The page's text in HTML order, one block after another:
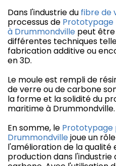
Dans l'industrie du fibre de
processus de Prototypage
à Drummondville peut être
différentes techniques
fabrication additive ou
en 3D.
Le moule est rempli de
de verre ou de carbone
la forme et la solidité du
maritime à Drummondville.
En somme, le Prototypage
Drummondvillejoue un
l'amélioration de la
production dans l'industrie